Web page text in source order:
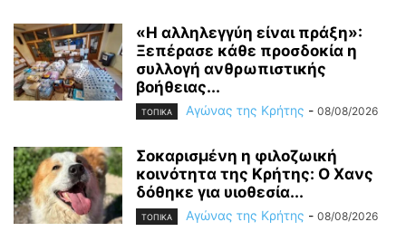
«Η αλληλεγγύη είναι πράξη»:
Ξεπέρασε κάθε προσδοκία η
συλλογή ανθρωπιστικής
βοήθειας...
ΤΟΠΙΚΑ Αγώνας της Κρήτης - 08/08/2026
Σοκαρισμένη η φιλοζωική
κοινότητα της Κρήτης: Ο Χανς
δόθηκε για υιοθεσία...
ΤΟΠΙΚΑ Αγώνας της Κρήτης - 08/08/2026